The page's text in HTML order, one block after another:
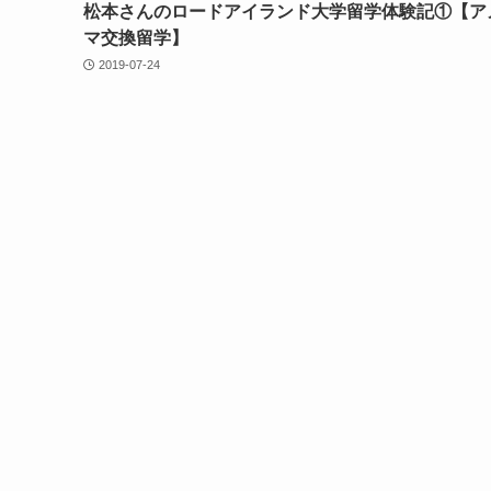
松本さんのロードアイランド大学留学体験記①【ア
マ交換留学】
2019-07-24